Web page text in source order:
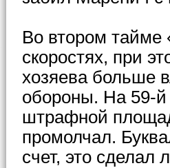
Во втором тайме
скоростях, при
хозяева больше
обороны. На 59-
штрафной
промолчал.
счет, это сделал